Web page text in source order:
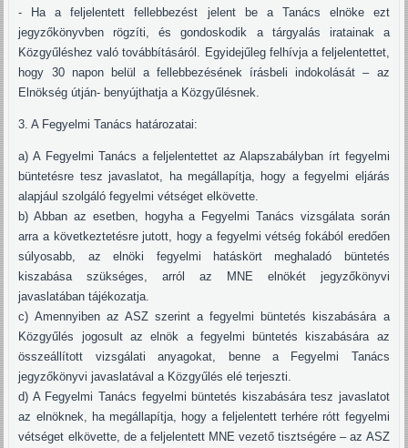
- Ha a feljelentett fellebbezést jelent be a Tanács elnöke ezt
jegyzőkönyvben rögzíti, és gondoskodik a tárgyalás iratainak a
Közgyűléshez való továbbításáról. Egyidejűleg felhívja a feljelentettet,
hogy 30 napon belül a fellebbezésének írásbeli indokolását – az
Elnökség útján- benyújthatja a Közgyűlésnek.
3. A Fegyelmi Tanács határozatai:
a) A Fegyelmi Tanács a feljelentettet az Alapszabályban írt fegyelmi
büntetésre tesz javaslatot, ha megállapítja, hogy a fegyelmi eljárás
alapjául szolgáló fegyelmi vétséget elkövette.
b) Abban az esetben, hogyha a Fegyelmi Tanács vizsgálata során
arra a következtetésre jutott, hogy a fegyelmi vétség fokából eredően
súlyosabb, az elnöki fegyelmi hatáskört meghaladó büntetés
kiszabása szükséges, arról az MNE elnökét jegyzőkönyvi
javaslatában tájékozatja.
c) Amennyiben az ASZ szerint a fegyelmi büntetés kiszabására a
Közgyűlés jogosult az elnök a fegyelmi büntetés kiszabására az
összeállított vizsgálati anyagokat, benne a Fegyelmi Tanács
jegyzőkönyvi javaslatával a Közgyűlés elé terjeszti.
d) A Fegyelmi Tanács fegyelmi büntetés kiszabására tesz javaslatot
az elnöknek, ha megállapítja, hogy a feljelentett terhére rótt fegyelmi
vétséget elkövette, de a feljelentett MNE vezető tisztségére – az ASZ